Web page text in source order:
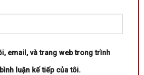
email, và trang web trong trình
luận kế tiếp của tôi.